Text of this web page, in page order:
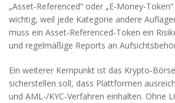
„Asset‑Referenced“ oder
wichtig, weil jede Kategorie andere
muss ein Asset‑Referenced‑Token ein
und regelmäßige Reports an
Ein weiterer Kernpunkt ist das
sicherstellen soll, dass Plattformen
und AML‑/KYC‑Verfahren einhalten. Ohne